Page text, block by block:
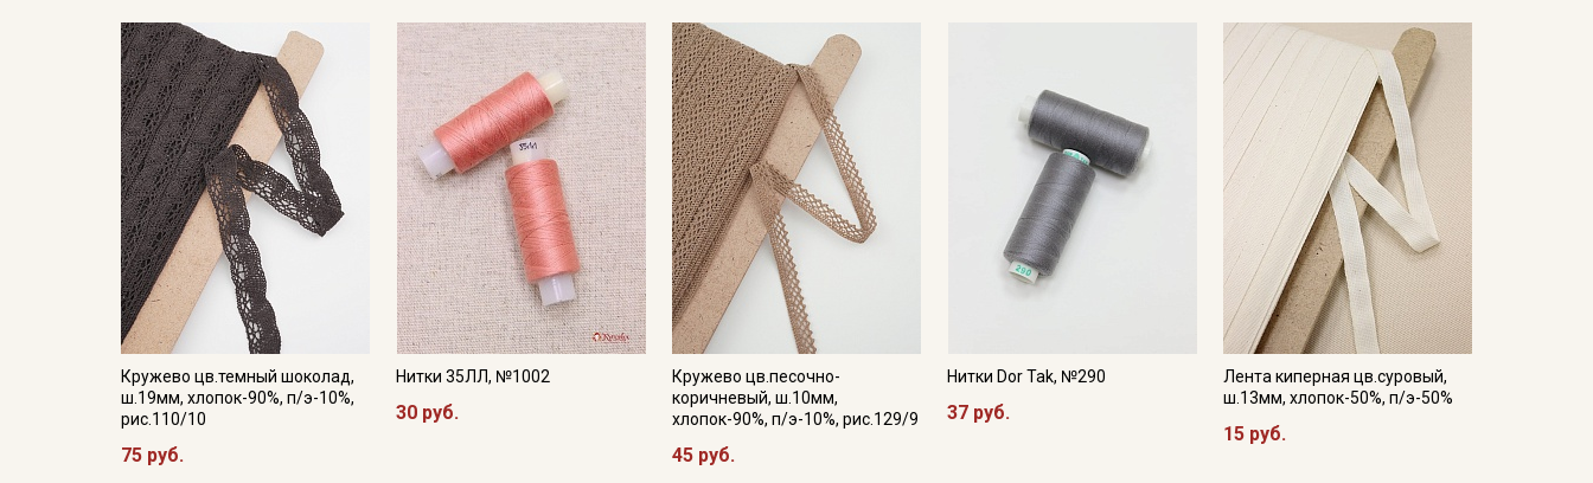
Кружево цв.темный шоколад,
ш.19мм, хлопок-90%, п/э-10%,
рис.110/10
75 руб.
Нитки 35ЛЛ, №1002
30 руб.
Кружево цв.песочно-
коричневый, ш.10мм,
хлопок-90%, п/э-10%, рис.129/9
45 руб.
Нитки Dor Tak, №290
37 руб.
Лента киперная цв.суровый,
ш.13мм, хлопок-50%, п/э-50%
15 руб.
Электронная почта
Подписаться
Ознакомлен(а) сПолитикой обработки персональных
данных
и даюСогласие на обработку персональных
данных
ДаюСогласие на получение рекламных и
информационных рассылок